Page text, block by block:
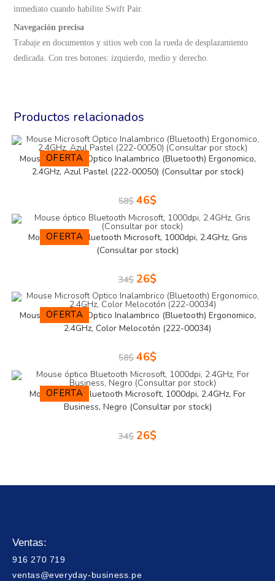
inmediato cuando habilite Swift Pair.
Navegación precisa
Trabaje en documentos y sitios web con la rueda de desplazamiento
dedicada. Con tres botones: izquierdo, medio y derecho.
Productos relacionados
OFERTA
Mouse Microsoft Optico Inalambrico (Bluetooth) Ergonomico,
2.4GHz, Azul Pastel (222-00050) (Consultar por stock)
58$ 46$
OFERTA
Mouse óptico Bluetooth Microsoft, 1000dpi, 2.4GHz, Gris
(Consultar por stock)
34$ 26$
OFERTA
Mouse Microsoft Optico Inalambrico (Bluetooth) Ergonomico,
2.4GHz, Color Melocotón (222-00034)
58$ 46$
OFERTA
Mouse óptico Bluetooth Microsoft, 1000dpi, 2.4GHz, For
Business, Negro (Consultar por stock)
34$ 26$
Ventas:
916 270 719
ventas@everyday-business.pe